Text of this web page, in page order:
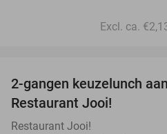
Excl. ca.
2-gangen keuzelunch
Restaurant Jooi!
Restaurant Jooi!